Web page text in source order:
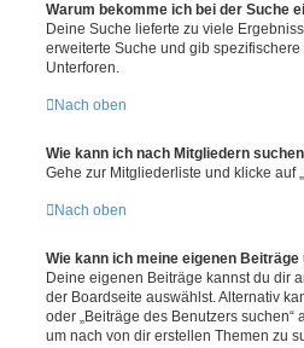
Warum bekomme ich bei der Suche
Deine Suche lieferte zu viele
erweiterte Suche und gib
Unterforen.
Nach oben
Wie kann ich nach Mitgliedern
Gehe zur Mitgliederliste und klicke auf
Nach oben
Wie kann ich meine eigenen Beiträge
Deine eigenen Beiträge kannst du dir
der Boardseite auswählst. Alternativ
oder „Beiträge des Benutzers
um nach von dir erstellen Themen zu